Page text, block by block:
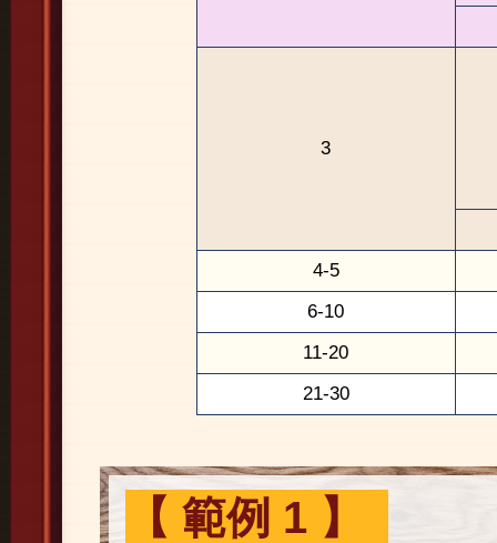
3
4-5
6-10
11-20
21-30
【 範例 1 】